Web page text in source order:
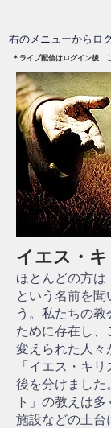
＊ライブ配信はログイン後、
右のメニューからロ
イエス・キ
ほとんどの方は
という名前を聞
う。私たちの
ために存在し
変えられた人々
「イエス・キ
後を分けました
ト」の教えは
施設などの土台